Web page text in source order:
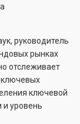
руководитель
рынках
отслеживает
ключевых
ключевой
и уровень